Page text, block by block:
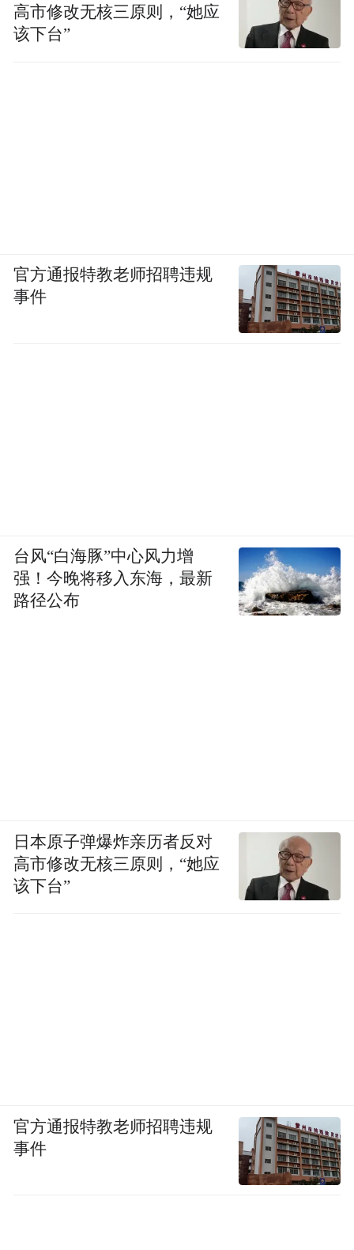
高市修改无核三原则，“她应
该下台”
官方通报特教老师招聘违规
事件
台风“白海豚”中心风力增
强！今晚将移入东海，最新
路径公布
日本原子弹爆炸亲历者反对
高市修改无核三原则，“她应
该下台”
官方通报特教老师招聘违规
事件